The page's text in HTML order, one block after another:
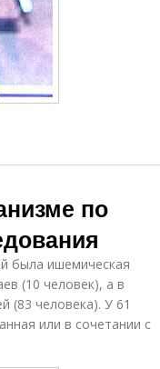
по
была ишемическая
(10 человек), а в
(83 человека). У 61
или в сочетании с